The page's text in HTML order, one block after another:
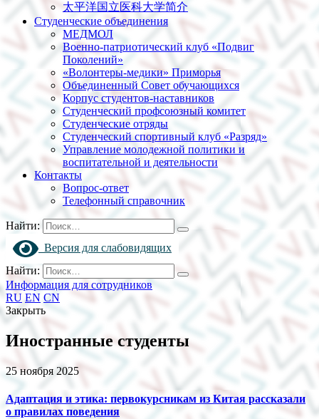
太平洋国立医科大学简介
Студенческие объединения
МЕДМОЛ
Военно-патриотический клуб «Подвиг
Поколений»
«Волонтеры-медики» Приморья
Объединенный Совет обучающихся
Корпус студентов-наставников
Студенческий профсоюзный комитет
Студенческие отряды
Студенческий спортивный клуб «Разряд»
Управление молодежной политики и
воспитательной и деятельности
Контакты
Вопрос-ответ
Телефонный справочник
Найти:
Версия для слабовидящих
Найти:
Информация для сотрудников
RU EN CN
Закрыть
Иностранные студенты
25 ноября 2025
Адаптация и этика: первокурсникам из Китая рассказали
о правилах поведения